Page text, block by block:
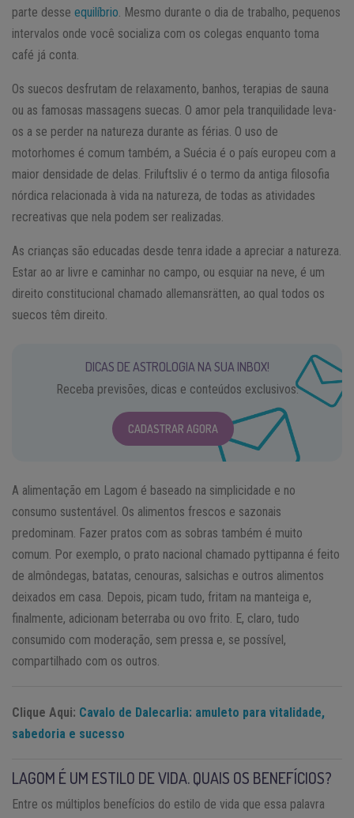
parte desse equilíbrio . Mesmo durante o dia de trabalho, pequenos
intervalos onde você socializa com os colegas enquanto toma
café já conta.
Os suecos desfrutam de relaxamento, banhos, terapias de sauna
ou as famosas massagens suecas. O amor pela tranquilidade leva-
os a se perder na natureza durante as férias. O uso de
motorhomes é comum também, a Suécia é o país europeu com a
maior densidade de delas. Friluftsliv é o termo da antiga filosofia
nórdica relacionada à vida na natureza, de todas as atividades
recreativas que nela podem ser realizadas.
As crianças são educadas desde tenra idade a apreciar a natureza.
Estar ao ar livre e caminhar no campo, ou esquiar na neve, é um
direito constitucional chamado allemansrätten, ao qual todos os
suecos têm direito.
DICAS DE ASTROLOGIA NA SUA INBOX!
Receba previsões, dicas e conteúdos exclusivos.
CADASTRAR AGORA
A alimentação em Lagom é baseado na simplicidade e no
consumo sustentável. Os alimentos frescos e sazonais
predominam. Fazer pratos com as sobras também é muito
comum. Por exemplo, o prato nacional chamado pyttipanna é feito
de almôndegas, batatas, cenouras, salsichas e outros alimentos
deixados em casa. Depois, picam tudo, fritam na manteiga e,
finalmente, adicionam beterraba ou ovo frito. E, claro, tudo
consumido com moderação, sem pressa e, se possível,
compartilhado com os outros.
Clique Aqui: Cavalo de Dalecarlia: amuleto para vitalidade,
sabedoria e sucesso
LAGOM É UM ESTILO DE VIDA. QUAIS OS BENEFÍCIOS?
Entre os múltiplos benefícios do estilo de vida que essa palavra